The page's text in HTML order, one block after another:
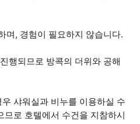
며, 경험이 필요하지 않습니다.
행되므로 방콕의 더위와 공해
샤워실과 비누를 이용하실 수
로 호텔에서 수건을 지참하시